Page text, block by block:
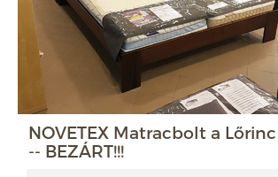
NOVETEX Matracbolt a
-- BEZÁRT!!!